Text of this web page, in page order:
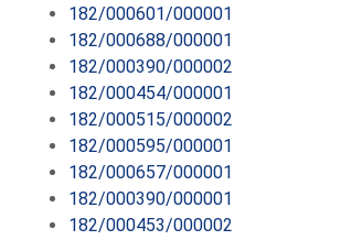
182/000601/000001
182/000688/000001
182/000390/000002
182/000454/000001
182/000515/000002
182/000595/000001
182/000657/000001
182/000390/000001
182/000453/000002